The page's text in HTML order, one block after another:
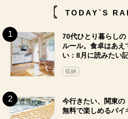
TODAY`S
70代ひとり暮らし
ルール。食卓はあえ
い：8月に読みたい
収納
今行きたい、関東の
無料で楽しめるバイ